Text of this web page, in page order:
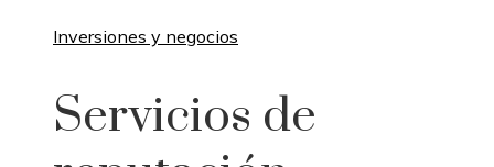
Inversiones y negocios
Servicios de